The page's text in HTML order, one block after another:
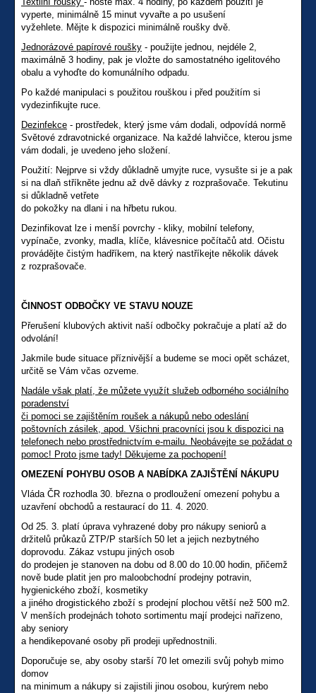
vyperte, minimálně 15 minut vyvařte a po usušení
vyžehlete. Mějte k dispozici minimálně roušky dvě.
Jednorázové papírové roušky - použijte jednou, nejdéle 2,
maximálně 3 hodiny, pak je vložte do samostatného igelitového
obalu a vyhoďte do komunálního odpadu.
Po každé manipulaci s použitou rouškou i před použitím si
vydezinfikujte ruce.
Dezinfekce - prostředek, který jsme vám dodali, odpovídá normě
Světové zdravotnické organizace. Na každé lahvičce, kterou jsme
vám dodali, je uvedeno jeho složení.
Použití: Nejprve si vždy důkladně umyjte ruce, vysušte si je a pak
si na dlaň stříkněte jednu až dvě dávky z rozprašovače. Tekutinu
si důkladně vetřete
do pokožky na dlani i na hřbetu rukou.
Dezinfikovat lze i menší povrchy - kliky, mobilní telefony,
vypínače, zvonky, madla, klíče, klávesnice počítačů atd. Očistu
provádějte čistým hadříkem, na který nastříkejte několik dávek
z rozprašovače.
ČINNOST ODBOČKY VE STAVU NOUZE
Přerušení klubových aktivit naší odbočky pokračuje a platí až do
odvolání!
Jakmile bude situace příznivější a budeme se moci opět scházet,
určitě se Vám včas ozveme.
Nadále však platí, že můžete využít služeb odborného sociálního
poradenství
či pomoci se zajištěním roušek a nákupů nebo odeslání
poštovních zásilek, apod. Všichni pracovníci jsou k dispozici na
telefonech nebo prostřednictvím e-mailu. Neobávejte se požádat o
pomoc! Proto jsme tady! Děkujeme za pochopení!
OMEZENÍ POHYBU OSOB A NABÍDKA ZAJIŠTĚNÍ NÁKUPU
Vláda ČR rozhodla 30. března o prodloužení omezení pohybu a
uzavření obchodů a restaurací do 11. 4. 2020.
Od 25. 3. platí úprava vyhrazené doby pro nákupy seniorů a
držitelů průkazů ZTP/P starších 50 let a jejich nezbytného
doprovodu. Zákaz vstupu jiných osob
do prodejen je stanoven na dobu od 8.00 do 10.00 hodin, přičemž
nově bude platit jen pro maloobchodní prodejny potravin,
hygienického zboží, kosmetiky
a jiného drogistického zboží s prodejní plochou větší než 500 m2.
V menších prodejnách tohoto sortimentu mají prodejci nařízeno,
aby seniory
a hendikepované osoby při prodeji upřednostnili.
Doporučuje se, aby osoby starší 70 let omezili svůj pohyb mimo
domov
na minimum a nákupy si zajistili jinou osobou, kurýrem nebo